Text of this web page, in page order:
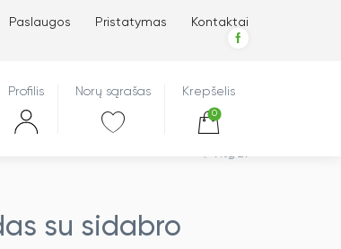
Paslaugos Pristatymas Kontaktai
Profilis Norų sąrašas Krepšelis
0
Atgal
su sidabro